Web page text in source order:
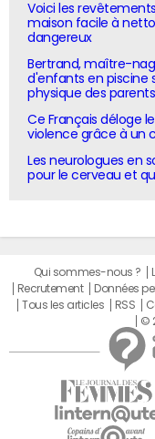
Voici les
maison facile à
dangereux
Bertrand, maître-
d'enfants en piscine
physique des
Ce Français déloge
violence grâce à un
Les neurologues en
pour le cerveau et
Qui sommes-nous ?
Recrutement
Données
Tous les articles
RSS
©